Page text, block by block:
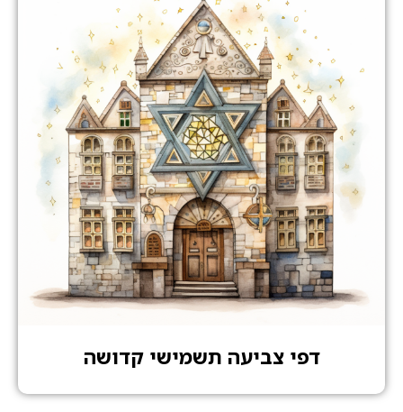
דפי צביעה תשמישי קדושה